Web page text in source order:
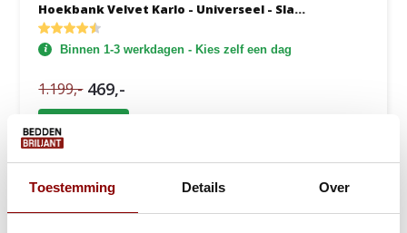
Toestemming Details Over
Hoekbank Velvet Karlo - Universeel - Sla...
Binnen 1-3 werkdagen - Kies zelf een dag
1.199,- 469,-
Bekijken